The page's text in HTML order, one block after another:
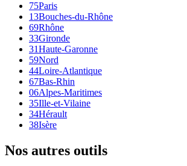
75Paris
13Bouches-du-Rhône
69Rhône
33Gironde
31Haute-Garonne
59Nord
44Loire-Atlantique
67Bas-Rhin
06Alpes-Maritimes
35Ille-et-Vilaine
34Hérault
38Isère
Nos autres outils